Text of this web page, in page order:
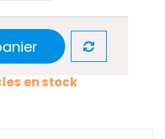
en stock